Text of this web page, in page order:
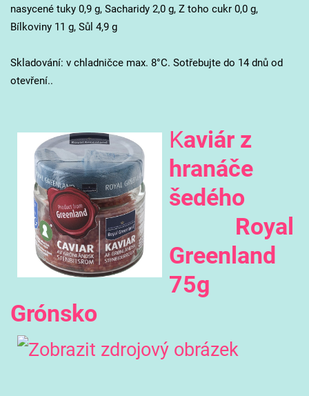
nasycené tuky 0,9 g, Sacharidy 2,0 g, Z toho cukr 0,0 g,
Bílkoviny 11 g, Sůl 4,9 g
Skladování: v chladničce max. 8°C. Sotřebujte do 14 dnů od
otevření..
Kaviár z
hranáče
šedého
Royal
Greenland
75g
Grónsko